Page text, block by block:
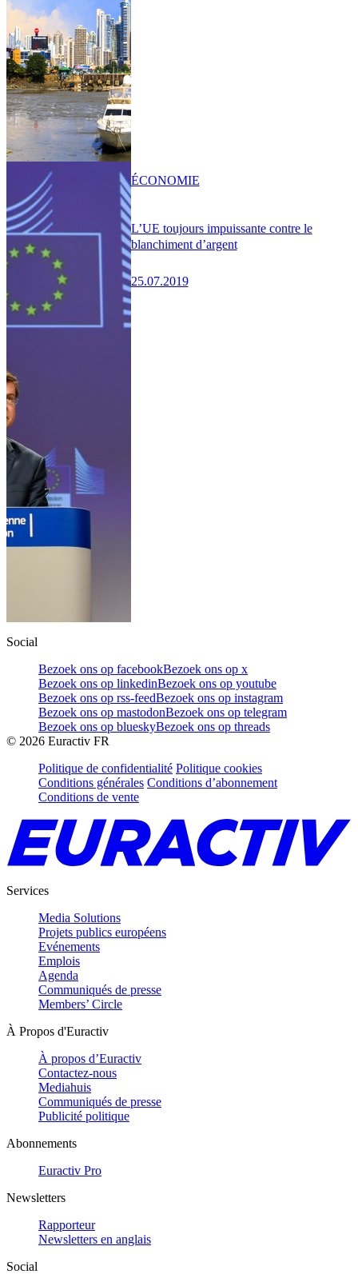
L’UE toujours impuissante contre le
blanchiment d’argent
25.07.2019
ÉCONOMIE
Social
Bezoek ons op facebookBezoek ons op x
Bezoek ons op linkedinBezoek ons op youtube
Bezoek ons op rss-feedBezoek ons op instagram
Bezoek ons op mastodonBezoek ons op telegram
Bezoek ons op blueskyBezoek ons op threads
© 2026 Euractiv FR
Politique de confidentialité Politique cookies
Conditions générales Conditions d’abonnement
Conditions de vente
Services
Media Solutions
Projets publics européens
Evénements
Emplois
Agenda
Communiqués de presse
Members’ Circle
À Propos d'Euractiv
À propos d’Euractiv
Contactez-nous
Mediahuis
Communiqués de presse
Publicité politique
Abonnements
Euractiv Pro
Newsletters
Rapporteur
Newsletters en anglais
Social